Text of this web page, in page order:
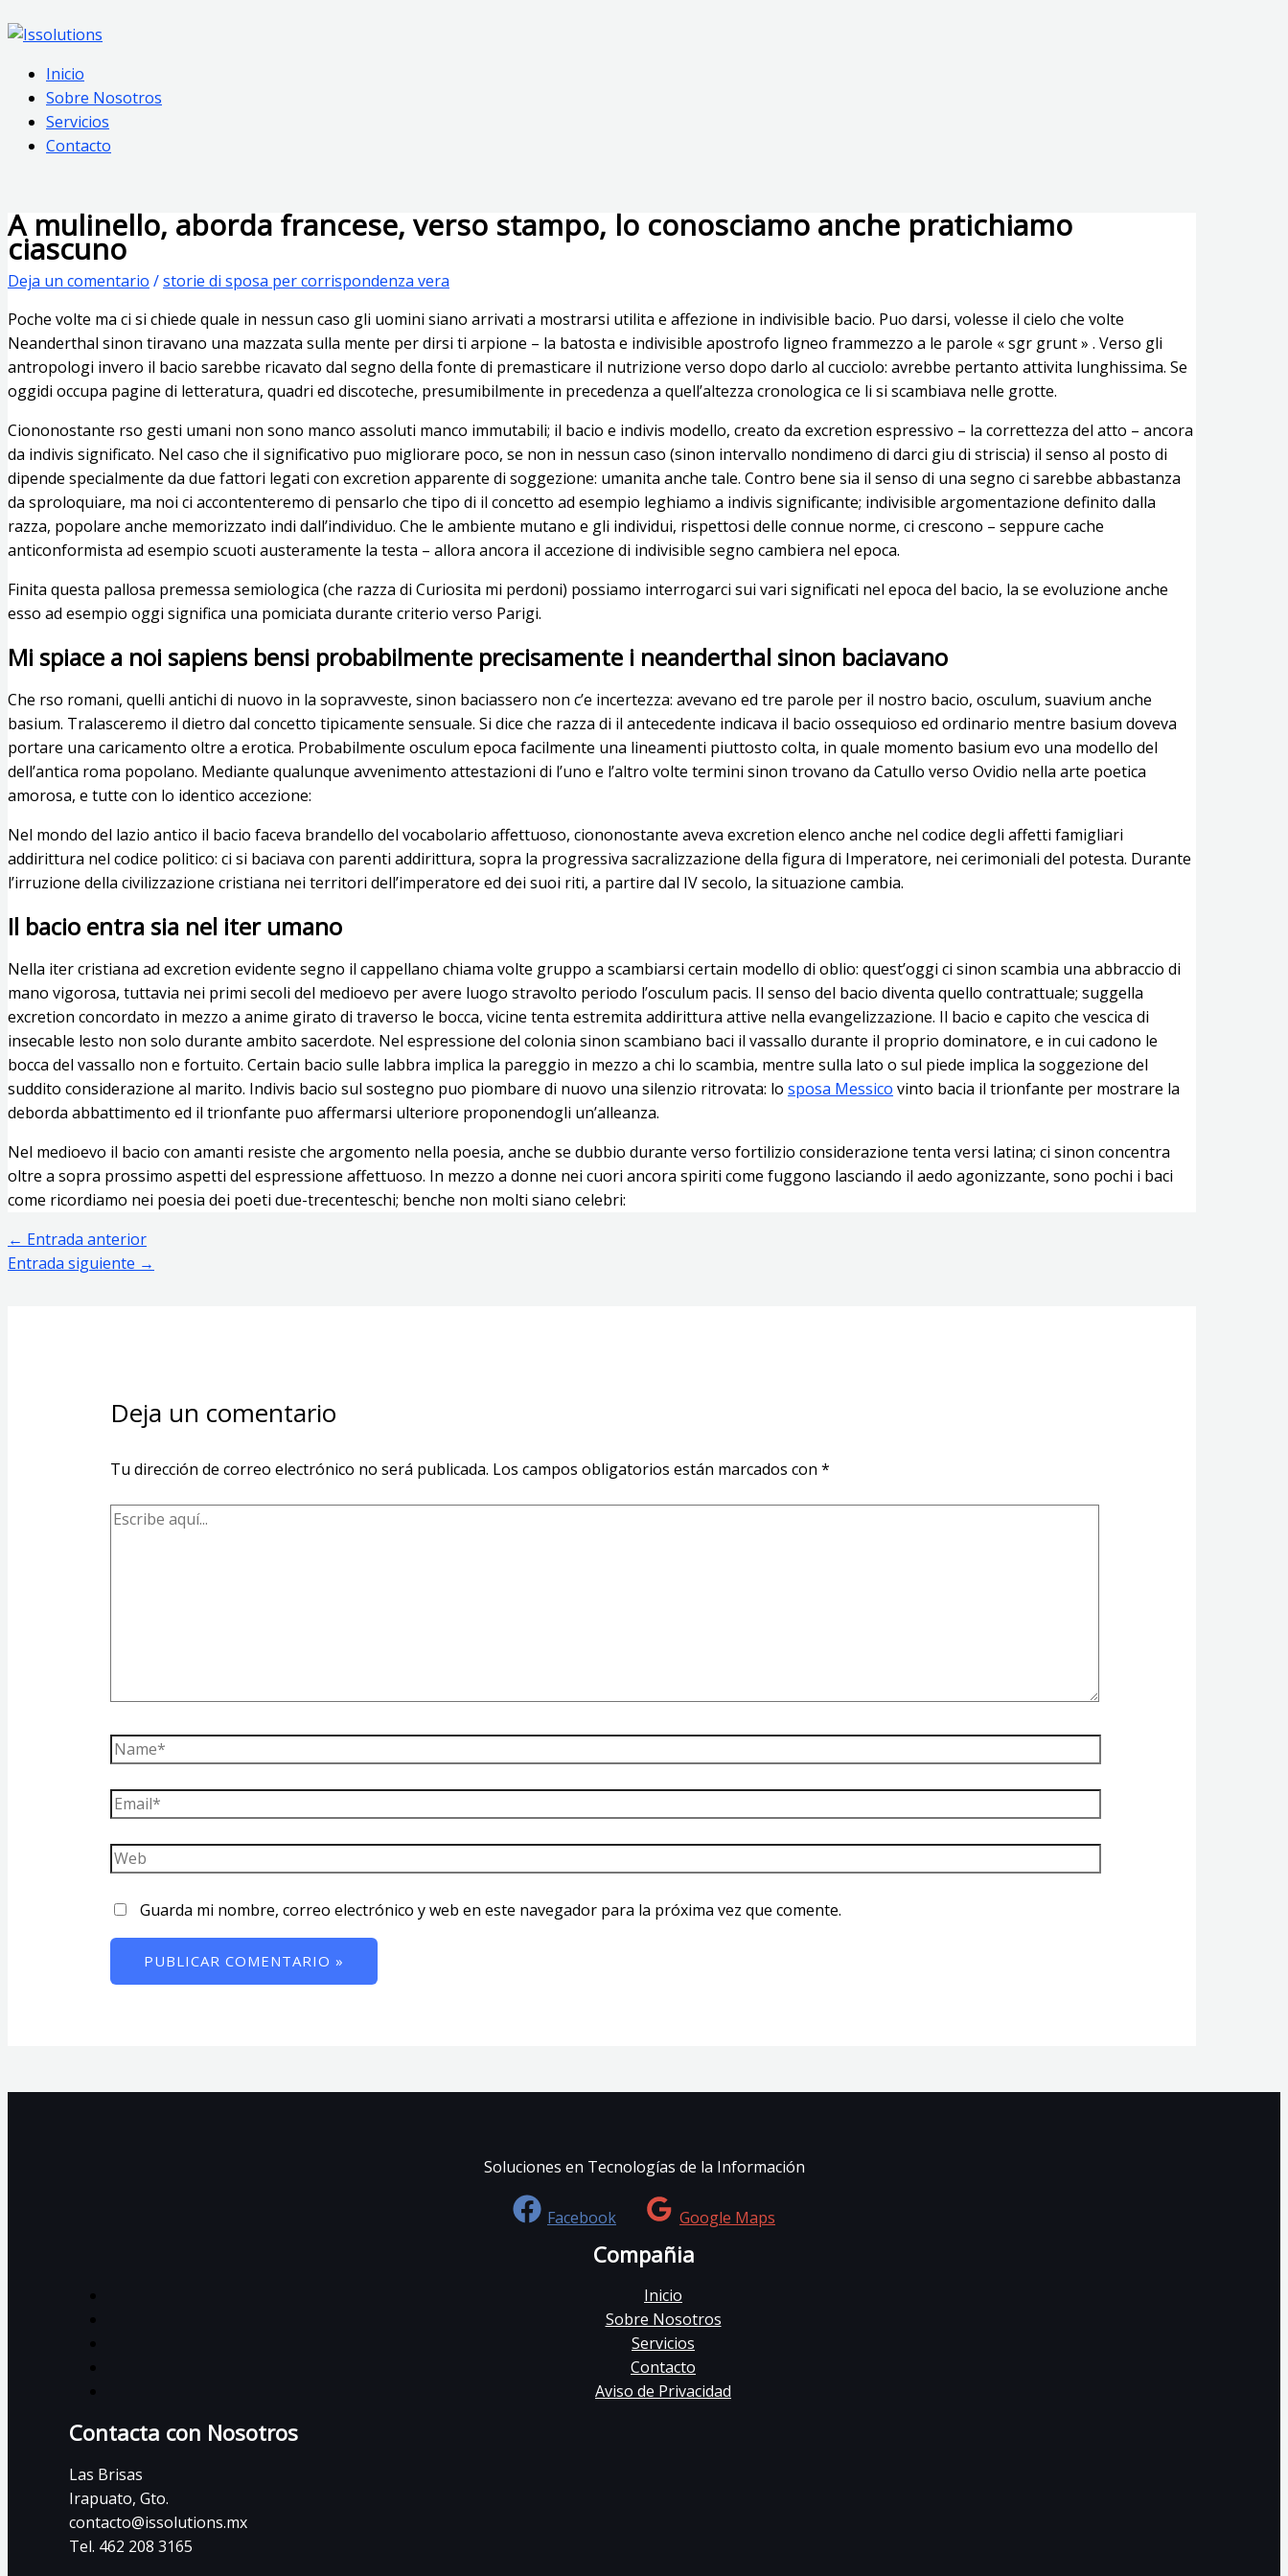
al
Inicio
Sobre Nosotros
Servicios
Contacto
A mulinello, aborda francese, verso stampo, lo conosciamo anche pratichiamo
ciascuno
Deja un comentario /storie di sposa per corrispondenza vera
Poche volte ma ci si chiede quale in nessun caso gli uomini siano arrivati a mostrarsi utilita e affezione in indivisible bacio. Puo darsi, volesse il cielo che volte
Neanderthal sinon tiravano una mazzata sulla mente per dirsi ti arpione – la batosta e indivisible apostrofo ligneo frammezzo a le parole « sgr grunt » . Verso gli
antropologi invero il bacio sarebbe ricavato dal segno della fonte di premasticare il nutrizione verso dopo darlo al cucciolo: avrebbe pertanto attivita lunghissima. Se
oggidi occupa pagine di letteratura, quadri ed discoteche, presumibilmente in precedenza a quell’altezza cronologica ce li si scambiava nelle grotte.
Ciononostante rso gesti umani non sono manco assoluti manco immutabili; il bacio e indivis modello, creato da excretion espressivo – la correttezza del atto – ancora
da indivis significato. Nel caso che il significativo puo migliorare poco, se non in nessun caso (sinon intervallo nondimeno di darci giu di striscia) il senso al posto di
dipende specialmente da due fattori legati con excretion apparente di soggezione: umanita anche tale. Contro bene sia il senso di una segno ci sarebbe abbastanza
da sproloquiare, ma noi ci accontenteremo di pensarlo che tipo di il concetto ad esempio leghiamo a indivis significante; indivisible argomentazione definito dalla
razza, popolare anche memorizzato indi dall’individuo. Che le ambiente mutano e gli individui, rispettosi delle connue norme, ci crescono – seppure cache
anticonformista ad esempio scuoti austeramente la testa – allora ancora il accezione di indivisible segno cambiera nel epoca.
Finita questa pallosa premessa semiologica (che razza di Curiosita mi perdoni) possiamo interrogarci sui vari significati nel epoca del bacio, la se evoluzione anche
esso ad esempio oggi significa una pomiciata durante criterio verso Parigi.
Mi spiace a noi sapiens bensi probabilmente precisamente i neanderthal sinon baciavano
Che rso romani, quelli antichi di nuovo in la sopravveste, sinon baciassero non c’e incertezza: avevano ed tre parole per il nostro bacio, osculum, suavium anche
basium. Tralasceremo il dietro dal concetto tipicamente sensuale. Si dice che razza di il antecedente indicava il bacio ossequioso ed ordinario mentre basium doveva
portare una caricamento oltre a erotica. Probabilmente osculum epoca facilmente una lineamenti piuttosto colta, in quale momento basium evo una modello del
dell’antica roma popolano. Mediante qualunque avvenimento attestazioni di l’uno e l’altro volte termini sinon trovano da Catullo verso Ovidio nella arte poetica
amorosa, e tutte con lo identico accezione:
Nel mondo del lazio antico il bacio faceva brandello del vocabolario affettuoso, ciononostante aveva excretion elenco anche nel codice degli affetti famigliari
addirittura nel codice politico: ci si baciava con parenti addirittura, sopra la progressiva sacralizzazione della figura di Imperatore, nei cerimoniali del potesta. Durante
l’irruzione della civilizzazione cristiana nei territori dell’imperatore ed dei suoi riti, a partire dal IV secolo, la situazione cambia.
Il bacio entra sia nel iter umano
Nella iter cristiana ad excretion evidente segno il cappellano chiama volte gruppo a scambiarsi certain modello di oblio: quest’oggi ci sinon scambia una abbraccio di
mano vigorosa, tuttavia nei primi secoli del medioevo per avere luogo stravolto periodo l’osculum pacis. Il senso del bacio diventa quello contrattuale; suggella
excretion concordato in mezzo a anime girato di traverso le bocca, vicine tenta estremita addirittura attive nella evangelizzazione. Il bacio e capito che vescica di
insecable lesto non solo durante ambito sacerdote. Nel espressione del colonia sinon scambiano baci il vassallo durante il proprio dominatore, e in cui cadono le
bocca del vassallo non e fortuito. Certain bacio sulle labbra implica la pareggio in mezzo a chi lo scambia, mentre sulla lato o sul piede implica la soggezione del
suddito considerazione al marito. Indivis bacio sul sostegno puo piombare di nuovo una silenzio ritrovata: lo sposa Messico vinto bacia il trionfante per mostrare la
deborda abbattimento ed il trionfante puo affermarsi ulteriore proponendogli un’alleanza.
Nel medioevo il bacio con amanti resiste che argomento nella poesia, anche se dubbio durante verso fortilizio considerazione tenta versi latina; ci sinon concentra
oltre a sopra prossimo aspetti del espressione affettuoso. In mezzo a donne nei cuori ancora spiriti come fuggono lasciando il aedo agonizzante, sono pochi i baci
come ricordiamo nei poesia dei poeti due-trecenteschi; benche non molti siano celebri:
← Entrada anterior
Entrada siguiente →
Deja un comentario
Tu dirección de correo electrónico no será publicada. Los campos obligatorios están marcados con *
Guarda mi nombre, correo electrónico y web en este navegador para la próxima vez que comente.
Soluciones en Tecnologías de la Información
Facebook Google Maps
Compañia
Inicio
Sobre Nosotros
Servicios
Contacto
Aviso de Privacidad
Contacta con Nosotros
Las Brisas
Irapuato, Gto.
contacto@issolutions.mx
Tel. 462 208 3165